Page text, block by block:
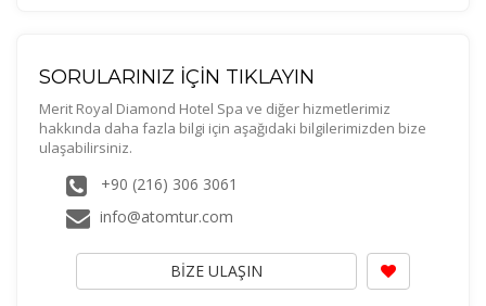
SORULARINIZ İÇİN TIKLAYIN
Merit Royal Diamond Hotel Spa ve diğer hizmetlerimiz
hakkında daha fazla bilgi için aşağıdaki bilgilerimizden bize
ulaşabilirsiniz.
+90 (216) 306 3061
info@atomtur.com
BİZE ULAŞIN